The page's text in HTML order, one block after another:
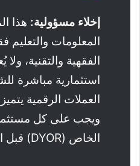
إخلاء مسؤولية: هذا
المعلومات والتعليم
الفقهية والتقنية، ولا
استثمارية مباشرة
العملات الرقمية يتميز
ويجب على كل
الخاص (DYOR) قبل اتخاذ أي قرار مالي.